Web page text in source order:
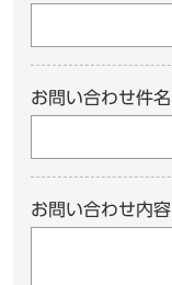
お問い合わせ件名
お問い合わせ内容